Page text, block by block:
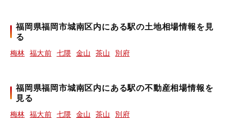
福岡県福岡市城南区内にある駅の土地相場情報を見
る
梅林 福大前 七隈 金山 茶山 別府
福岡県福岡市城南区内にある駅の不動産相場情報を
見る
梅林 福大前 七隈 金山 茶山 別府